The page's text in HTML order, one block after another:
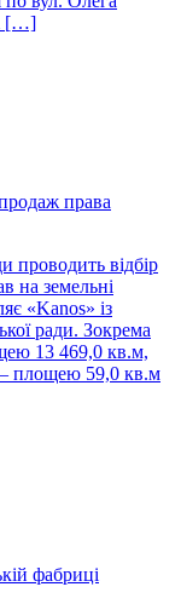
[…]
права
проводить відбір
на земельні
«Kanos» із
ради. Зокрема
13 469,0 кв.м,
– площею 59,0 кв.м
фабриці